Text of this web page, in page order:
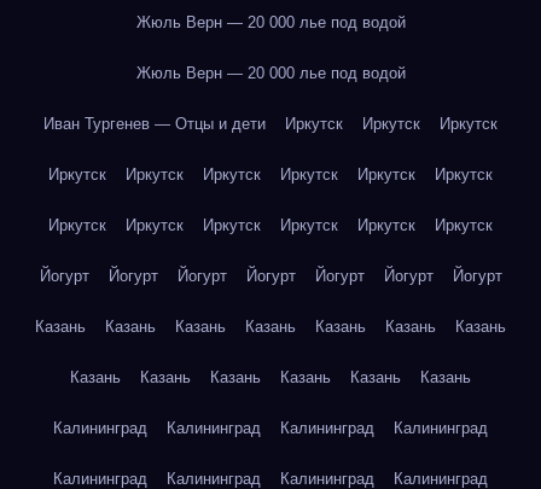
Жюль Верн — 20 000 лье под водой
Жюль Верн — 20 000 лье под водой
Иван Тургенев — Отцы и дети Иркутск Иркутск Иркутск
Иркутск Иркутск Иркутск Иркутск Иркутск Иркутск
Иркутск Иркутск Иркутск Иркутск Иркутск Иркутск
Йогурт Йогурт Йогурт Йогурт Йогурт Йогурт Йогурт
Казань Казань Казань Казань Казань Казань Казань
Казань Казань Казань Казань Казань Казань
Калининград Калининград Калининград Калининград
Калининград Калининград Калининград Калининград